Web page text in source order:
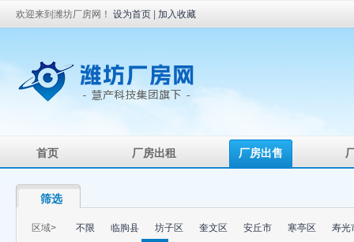
欢迎来到潍坊厂房网！ 设为首页 加入收藏
首页 厂房出租 厂房出售
筛选
区域> 不限 临朐县 坊子区 奎文区 安丘市 寒亭区
寿光